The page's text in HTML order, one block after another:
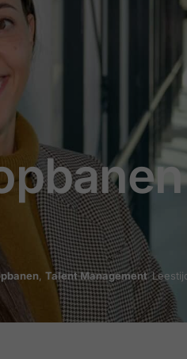
, Talent Management